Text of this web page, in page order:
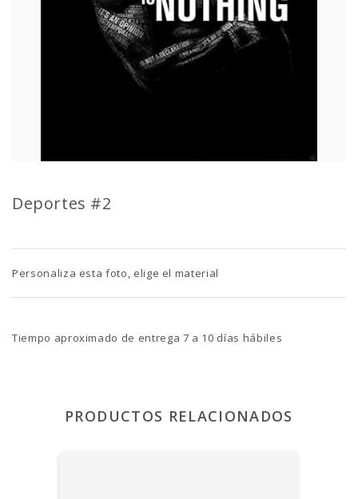
Deportes #2
Personaliza esta foto, elige el material
Tiempo aproximado de entrega 7 a 10 días hábiles
PRODUCTOS RELACIONADOS